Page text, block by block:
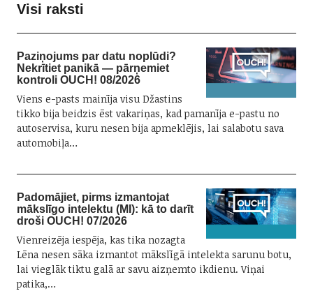
Visi raksti
Paziņojums par datu noplūdi?
Nekrītiet panikā — pārņemiet
kontroli OUCH! 08/2026
Viens e-pasts mainīja visu Džastins
tikko bija beidzis ēst vakariņas, kad pamanīja e-pastu no
autoservisa, kuru nesen bija apmeklējis, lai salabotu sava
automobiļa…
Padomājiet, pirms izmantojat
mākslīgo intelektu (MI): kā to darīt
droši OUCH! 07/2026
Vienreizēja iespēja, kas tika nozagta
Lēna nesen sāka izmantot mākslīgā intelekta sarunu botu,
lai vieglāk tiktu galā ar savu aizņemto ikdienu. Viņai
patika,…